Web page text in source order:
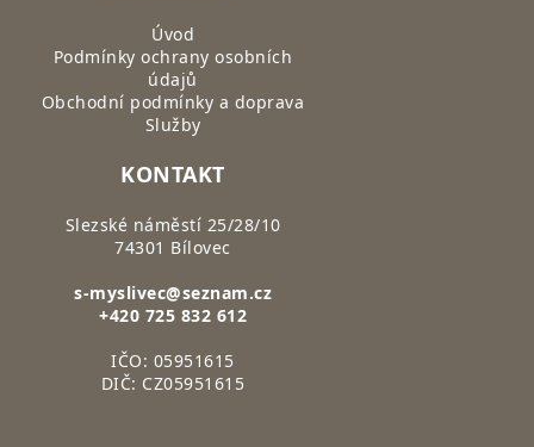
Úvod
Podmínky ochrany osobních
údajů
Obchodní podmínky a doprava
Služby
KONTAKT
Slezské náměstí 25/28/10
74301 Bílovec
s-myslivec@seznam.cz
+420 725 832 612
IČO: 05951615
DIČ: CZ05951615